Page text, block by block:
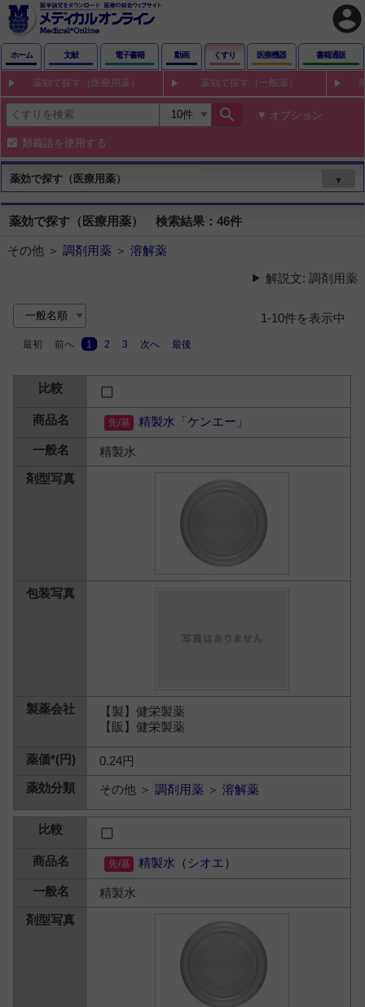
account_circle
ホーム 文献 電子書籍 動画 くすり 医療機器 書籍通販
薬効で探す（医療用薬） 薬効で探す（一般薬）
search オプション
類義語を使用する
薬効で探す（医療用薬） ▼
薬効で探す（医療用薬） 検索結果：46件
その他 ＞ 調剤用薬 ＞ 溶解薬
解説文: 調剤用薬
1-10件を表示中
最初 前へ 1 2 3 次へ 最後
精製水「ケンエー」
精製水
【製】健栄製薬
【販】健栄製薬
0.24円
その他 ＞調剤用薬 ＞溶解薬
精製水（シオエ）
精製水